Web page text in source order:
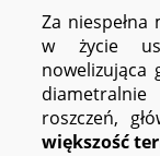
Za niespełna
w życie
nowelizująca
roszczeń,
większość